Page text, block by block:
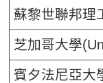
蘇黎世聯邦理
芝加哥大學
賓夕法尼亞大